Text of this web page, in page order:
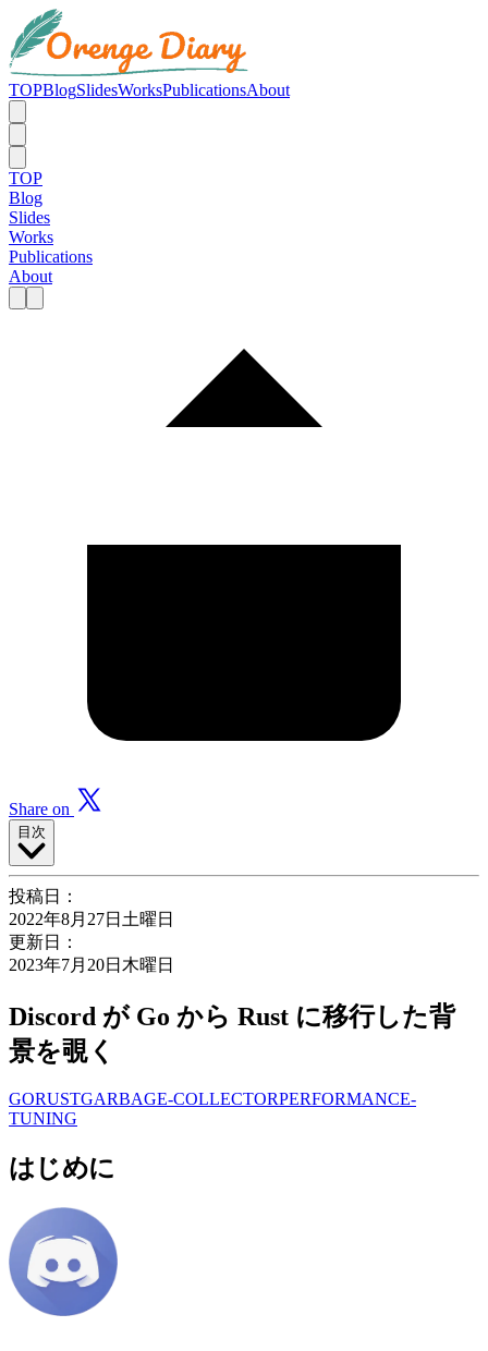
TOPBlogSlidesWorksPublicationsAbout
TOP
Blog
Slides
Works
Publications
About
Share on
目次
投稿日：
2022年8月27日土曜日
更新日：
2023年7月20日木曜日
Discord が Go から Rust に移行した背
景を覗く
GORUSTGARBAGE-COLLECTORPERFORMANCE-
TUNING
はじめに